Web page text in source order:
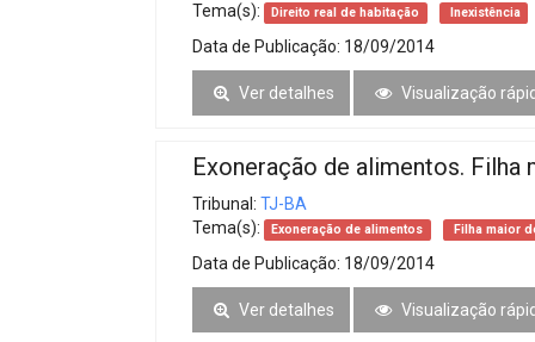
Tema(s):
Direito real de habitação Inexistência
Data de Publicação: 18/09/2014
Ver detalhes Visualização
Exoneração de alimentos. Filha
Tribunal: TJ-BA
Tema(s):
Exoneração de alimentos Filha maior
Data de Publicação: 18/09/2014
Ver detalhes Visualização